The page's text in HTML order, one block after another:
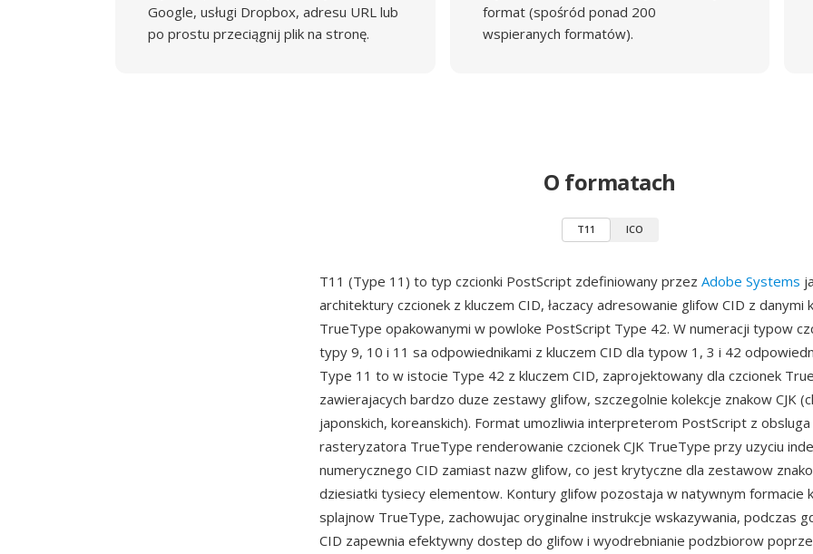
Google, usługi Dropbox, adresu URL lub
po prostu przeciągnij plik na stronę.
format (spośród ponad 200
wspieranych formatów).
O formatach
T11 ICO
T11 (Type 11) to typ czcionki PostScript zdefiniowany przez Adobe Systems
architektury czcionek z kluczem CID, łaczacy adresowanie glifow CID z danymi
TrueType opakowanymi w powloke PostScript Type 42. W numeracji typow
typy 9, 10 i 11 sa odpowiednikami z kluczem CID dla typow 1, 3 i 42
Type 11 to w istocie Type 42 z kluczem CID, zaprojektowany dla czcionek
zawierajacych bardzo duze zestawy glifow, szczegolnie kolekcje znakow CJK
japonskich, koreanskich). Format umozliwia interpreterom PostScript z obsluga
rasteryzatora TrueType renderowanie czcionek CJK TrueType przy uzyciu
numerycznego CID zamiast nazw glifow, co jest krytyczne dla zestawow
dziesiatki tysiecy elementow. Kontury glifow pozostaja w natywnym formacie
splajnow TrueType, zachowujac oryginalne instrukcje wskazywania, podczas
CID zapewnia efektywny dostep do glifow i wyodrebnianie podzbiorow